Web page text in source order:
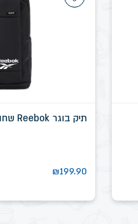
תיק בוגר Reebok שחור דגם שיקגו SN58639D
₪199.90